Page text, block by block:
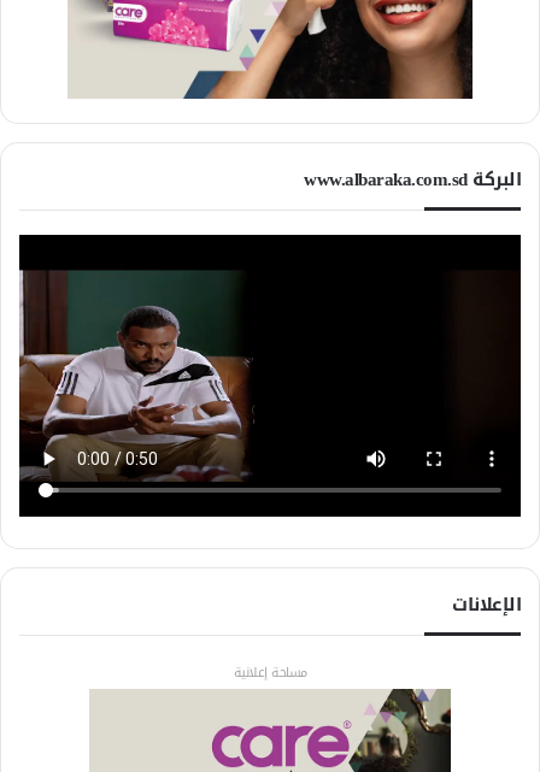
البركة www.albaraka.com.sd
الإعلانات
مساحة إعلانية